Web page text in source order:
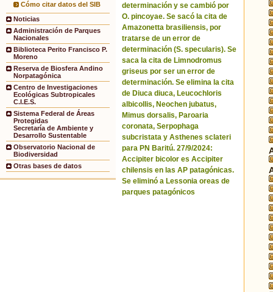
Cómo citar datos del SIB
Noticias
Administración de Parques
Nacionales
Biblioteca Perito Francisco P.
Moreno
Reserva de Biosfera Andino
Norpatagónica
Centro de Investigaciones
Ecológicas Subtropicales
C.I.E.S.
Sistema Federal de Áreas
Protegidas
Secretaría de Ambiente y
Desarrollo Sustentable
Observatorio Nacional de
Biodiversidad
Otras bases de datos
determinación y se cambió por
O. pincoyae. Se sacó la cita de
Amazonetta brasiliensis, por
tratarse de un error de
determinación (S. specularis). Se
saca la cita de Limnodromus
griseus por ser un error de
determinación. Se elimina la cita
de Diuca diuca, Leucochloris
albicollis, Neochen jubatus,
Mimus dorsalis, Paroaria
coronata, Serpophaga
subcristata y Asthenes sclateri
para PN Baritú. 27/9/2024:
Accipiter bicolor es Accipiter
chilensis en las AP patagónicas.
Se eliminó a Lessonia oreas de
parques patagónicos